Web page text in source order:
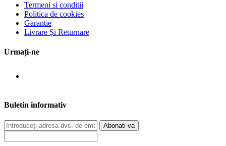
Termeni si conditii
Politica de cookies
Garantie
Livrare Și Returnare
Urmați-ne
Buletin informativ
Abonati-va